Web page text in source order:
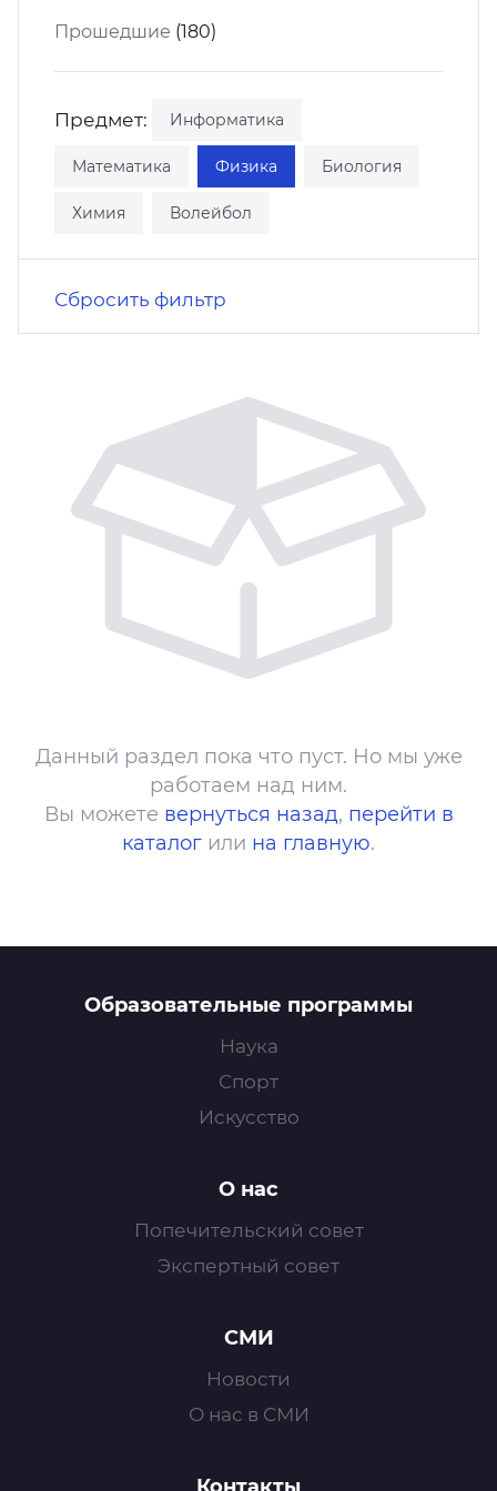
Прошедшие (180)
Предмет: Информатика
Математика Физика Биология
Химия Волейбол
Сбросить фильтр
Данный раздел пока что пуст. Но мы уже
работаем над ним.
Вы можете вернуться назад, перейти в
каталог или на главную.
Образовательные программы
Наука
Спорт
Искусство
О нас
Попечительский совет
Экспертный совет
СМИ
Новости
О нас в СМИ